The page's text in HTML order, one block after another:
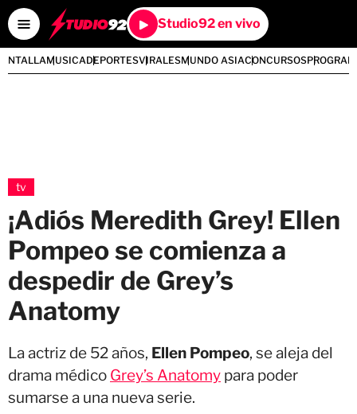
Studio92 en vivo
MUSICADEPORTESVIRALESMUNDO ASIACONCURSOS
tv
¡Adiós Meredith Grey! Ellen
Pompeo se comienza a
despedir de Grey’s
Anatomy
La actriz de 52 años, Ellen Pompeo, se aleja del
drama médico Grey’s Anatomy para poder
sumarse a una nueva serie.